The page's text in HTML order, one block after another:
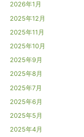
2026年1月
2025年12月
2025年11月
2025年10月
2025年9月
2025年8月
2025年7月
2025年6月
2025年5月
2025年4月